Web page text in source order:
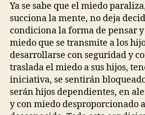
Ya se sabe que el miedo
succiona la mente, no deja
condiciona la forma de pensar y
miedo que se transmite a los
desarrollarse con seguridad y
traslada el miedo a sus hijos,
iniciativa, se sentirán
serán hijos dependientes, en
y con miedo desproporcionado